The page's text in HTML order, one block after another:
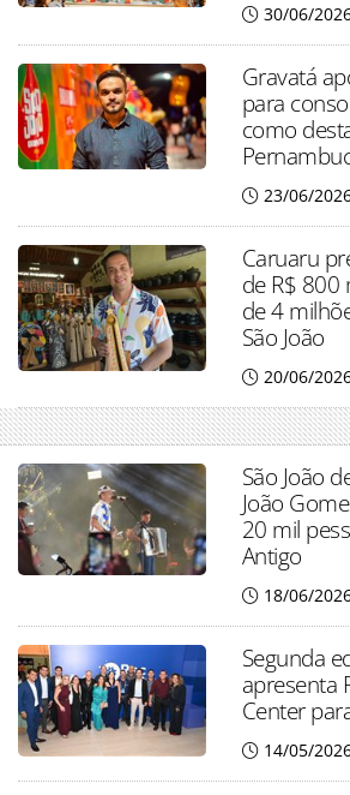
30/06/
Gravatá
para
como
23/06/
Caruaru
de R$ 800
de 4
São João
20/06/
São João
João
20 mil
Antigo
18/06/
Segunda
apresenta
Center
14/05/